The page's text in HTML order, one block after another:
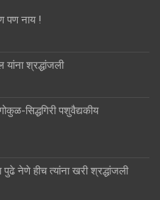
पण नाय !
यांना श्रद्धांजली
सिद्धगिरी पशुवैद्यकीय
पुढे नेणे हीच त्यांना खरी श्रद्धांजली